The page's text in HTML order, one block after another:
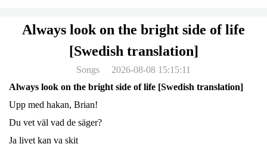
Always look on the bright side of life
[Swedish translation]
Songs
2026-08-08 15:15:11
Always look on the bright side of life [Swedish translation]
Upp med hakan, Brian!
Du vet väl vad de säger?
Ja livet kan va skit